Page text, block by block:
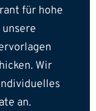
für hohe
Wir
an.